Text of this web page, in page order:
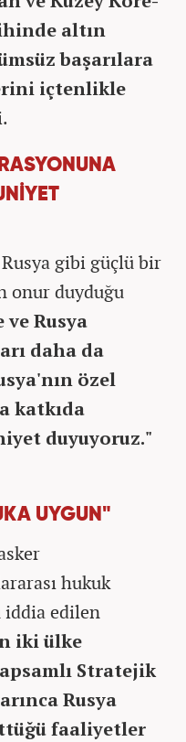
altın
başarılara
içtenlikle
gibi güçlü bir
onur duyduğu
ve Rusya
daha da
özel
katkıda
duyuyoruz."
UYGUN"
hukuk
iddia edilen
iki ülke
Stratejik
Rusya
faaliyetler